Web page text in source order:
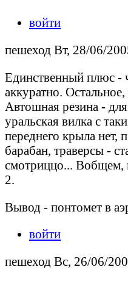
войти
пешеход Вт, 28/06/
Единственный плюс -
аккуратно.
Автошная резина -
уральская вилка с
переднего крыла нет,
барабан, траверсы -
смотриццо... Вобщем,
2.
Вывод - понтомет в
войти
пешеход Вс, 26/06/